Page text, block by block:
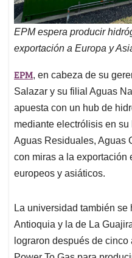
EPM espera producir
exportación a Europa y
EPM, en cabeza de su
Salazar y su filial Aguas
apuesta con un hub de
mediante electrólisis en
Aguas Residuales, Aguas
con miras a la exportación
europeos y asiáticos.
La universidad también
Antioquia y la de La
lograron después de